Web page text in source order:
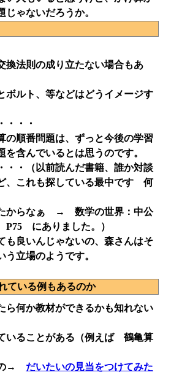
じゃないだろうか。
換法則の成り立たない場合もあ
ボルト、等などはどうイメージす
・・・
の順番問題は、ずっと今後の学習
を含んでいるとは思うのです。
・・（以前読んだ書籍、誰か対談
、これも探している最中です 何
たからなぁ → 数学の世界：中公
にありました。）
も良いんじゃないの、森さんはそ
立場のようです。
ている例もあるのか
ら何か教材ができるかも知れない
いることがある（例えば 鶴亀算
→ だいたいの見当をつけてみた